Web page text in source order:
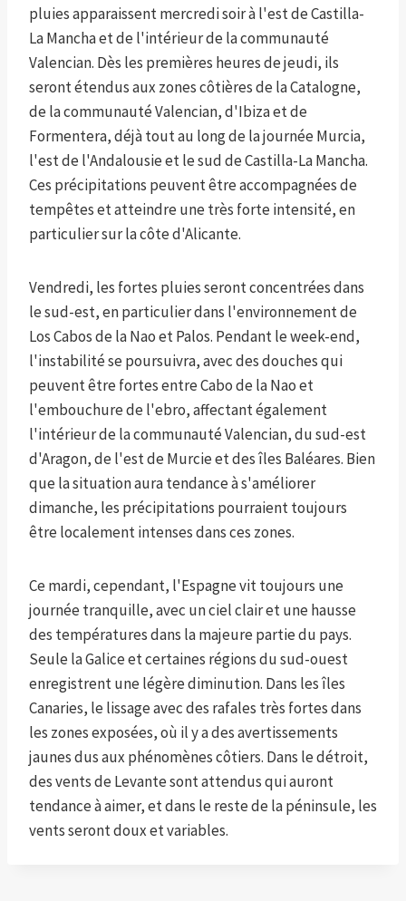
pluies apparaissent mercredi soir à l'est de Castilla-
La Mancha et de l'intérieur de la communauté
Valencian. Dès les premières heures de jeudi, ils
seront étendus aux zones côtières de la Catalogne,
de la communauté Valencian, d'Ibiza et de
Formentera, déjà tout au long de la journée Murcia,
l'est de l'Andalousie et le sud de Castilla-La Mancha.
Ces précipitations peuvent être accompagnées de
tempêtes et atteindre une très forte intensité, en
particulier sur la côte d'Alicante.
Vendredi, les fortes pluies seront concentrées dans
le sud-est, en particulier dans l'environnement de
Los Cabos de la Nao et Palos. Pendant le week-end,
l'instabilité se poursuivra, avec des douches qui
peuvent être fortes entre Cabo de la Nao et
l'embouchure de l'ebro, affectant également
l'intérieur de la communauté Valencian, du sud-est
d'Aragon, de l'est de Murcie et des îles Baléares. Bien
que la situation aura tendance à s'améliorer
dimanche, les précipitations pourraient toujours
être localement intenses dans ces zones.
Ce mardi, cependant, l'Espagne vit toujours une
journée tranquille, avec un ciel clair et une hausse
des températures dans la majeure partie du pays.
Seule la Galice et certaines régions du sud-ouest
enregistrent une légère diminution. Dans les îles
Canaries, le lissage avec des rafales très fortes dans
les zones exposées, où il y a des avertissements
jaunes dus aux phénomènes côtiers. Dans le détroit,
des vents de Levante sont attendus qui auront
tendance à aimer, et dans le reste de la péninsule, les
vents seront doux et variables.